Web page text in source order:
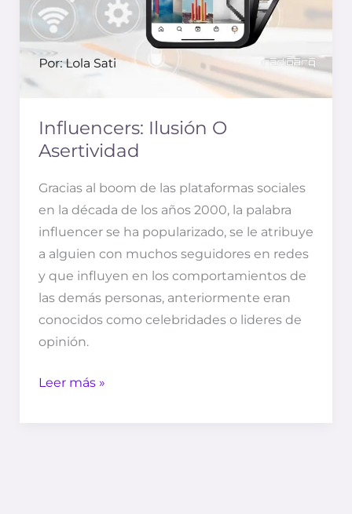
Influencers: Ilusión O
Asertividad
Gracias al boom de las plataformas sociales
en la década de los años 2000, la palabra
influencer se ha popularizado, se le atribuye
a alguien con muchos seguidores en redes
y que influyen en los comportamientos de
las demás personas, anteriormente eran
conocidos como celebridades o lideres de
opinión.
Leer más »